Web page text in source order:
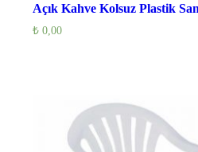
Açık Kahve Kolsuz Plastik
₺ 0,00